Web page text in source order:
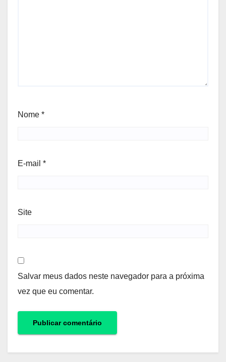
Nome *
E-mail *
Site
Salvar meus dados neste navegador para a próxima
vez que eu comentar.